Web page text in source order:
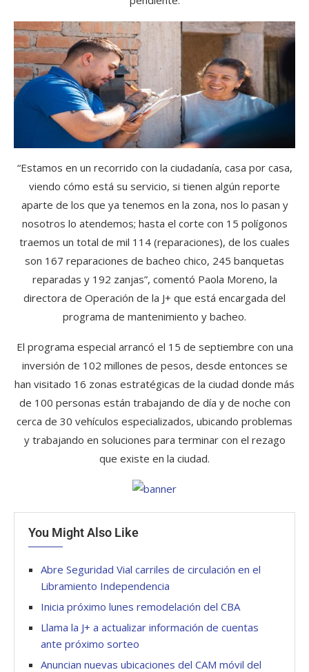
“Estamos en un recorrido con la ciudadanía, casa por casa,
viendo cómo está su servicio, si tienen algún reporte
aparte de los que ya tenemos en la zona, nos lo pasan y
nosotros lo atendemos; hasta el corte con 15 polígonos
traemos un total de mil 114 (reparaciones), de los cuales
son 167 reparaciones de bacheo chico, 245 banquetas
reparadas y 192 zanjas”, comentó Paola Moreno, la
directora de Operación de la J+ que está encargada del
programa de mantenimiento y bacheo.
El programa especial arrancó el 15 de septiembre con una
inversión de 102 millones de pesos, desde entonces se
han visitado 16 zonas estratégicas de la ciudad donde más
de 100 personas están trabajando de día y de noche con
cerca de 30 vehículos especializados, ubicando problemas
y trabajando en soluciones para terminar con el rezago
que existe en la ciudad.
You Might Also Like
Abre Seguridad Vial carriles de circulación en el
Libramiento Independencia
Inicia próximo lunes remodelación del CBA
Llama la J+ a actualizar información de cuentas
ante próximo sorteo
Anuncian nuevas ubicaciones del CAM móvil del